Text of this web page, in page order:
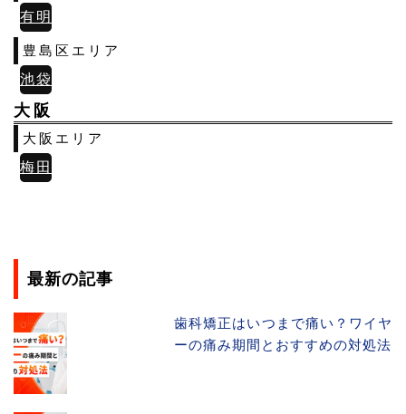
有明
豊島区エリア
池袋
大阪
大阪エリア
梅田
最新の記事
歯科矯正はいつまで痛い？ワイヤ
ーの痛み期間とおすすめの対処法